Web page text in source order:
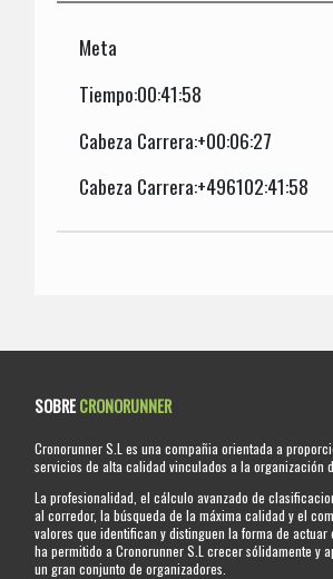
Meta
Tiempo:00:41:58
Cabeza Carrera:+00:06:27
Cabeza Carrera:+496102:41:58
SOBRECRONORUNNER
Cronorunner S.L es una compañia orientada a
servicios de alta calidad vinculados a la organización
La profesionalidad, el cálculo avanzado de
al corredor, la búsqueda de la máxima calidad y el
valores que identifican y distinguen la forma de actuar
ha permitido a Cronorunner S.L crecer sólidamente y
un gran conjunto de organizadores.